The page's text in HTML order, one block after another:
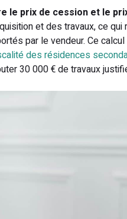
le prix de cession et le
et des travaux, ce
par le vendeur. Ce
des résidences
30 000 € de travaux